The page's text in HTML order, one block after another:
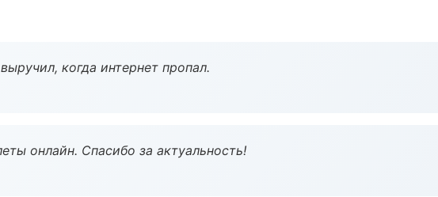
когда интернет пропал.
онлайн. Спасибо за актуальность!